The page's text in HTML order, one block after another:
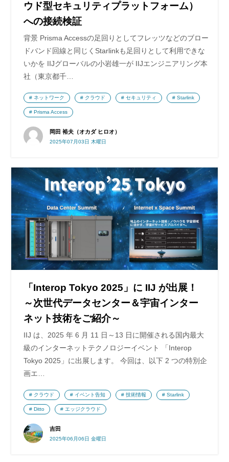
ウド型セキュリティプラットフォーム）
への接続検証
背景 Prisma Accessの足回りとしてフレッツなどのブロー
ドバンド回線と同じくStarlinkも足回りとして利用できな
いかを IIJグローバルの小岩雄一が IIJエンジニアリング本
社（東京都千…
岡田 裕夫（オカダ ヒロオ）
2025年07月03日 木曜日
ネットワーク クラウド セキュリティ Starlink
Prisma Access
「Interop Tokyo 2025」に IIJ が出展！
～次世代データセンター＆宇宙インター
ネット技術をご紹介～
IIJ は、2025 年 6 月 11 日～13 日に開催される国内最大
級のインターネットテクノロジーイベント 「Interop
Tokyo 2025」に出展します。 今回は、以下 2 つの特別企
画エ…
吉田
2025年06月06日 金曜日
クラウド イベント告知 技術情報 Starlink
Ditto エッジクラウド